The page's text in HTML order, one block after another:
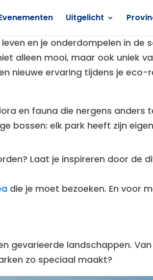
Uitgelicht
en je onderdompelen in de
alleen mooi, maar ook uniek
nieuwe ervaring tijdens je eco-
en fauna die nergens anders
bossen: elk park heeft zijn
Laat je inspireren door de
die je moet bezoeken. En voor
gevarieerde landschappen.
zo speciaal maakt?